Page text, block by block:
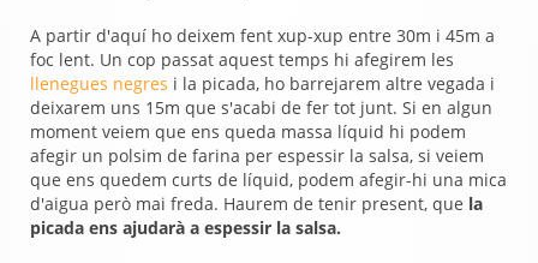
A partir d'aquí ho deixem fent xup-xup entre 30m i 45m a
foc lent. Un cop passat aquest temps hi afegirem les
llenegues negres i la picada, ho barrejarem altre vegada i
deixarem uns 15m que s'acabi de fer tot junt. Si en algun
moment veiem que ens queda massa líquid hi podem
afegir un polsim de farina per espessir la salsa, si veiem
que ens quedem curts de líquid, podem afegir-hi una mica
d'aigua però mai freda. Haurem de tenir present, que la
picada ens ajudarà a espessir la salsa.